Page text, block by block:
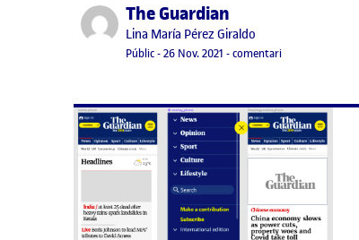
Publicat perThe Guardian
Publicat per
Lina María Pérez Giraldo
Visibilitat:
Públic-Data de publicació
26 Nov. 2021 26 novembre, 2021 5:24 am
-comentariel The Guardian